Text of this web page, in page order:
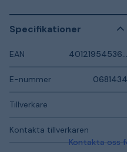
Specifikationer
EAN 4012195453673
E-nummer 0681434
Tillverkare
Kontakta tillverkaren
Kontakta oss